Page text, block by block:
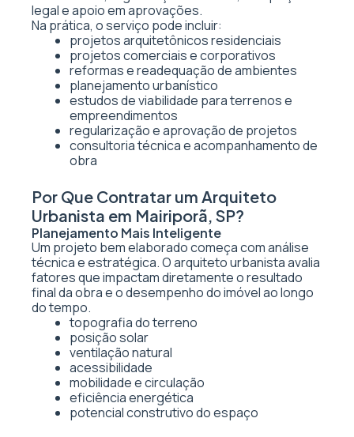
legal e apoio em aprovações.
Na prática, o serviço pode incluir:
projetos arquitetônicos residenciais
projetos comerciais e corporativos
reformas e readequação de ambientes
planejamento urbanístico
estudos de viabilidade para terrenos e
empreendimentos
regularização e aprovação de projetos
consultoria técnica e acompanhamento de
obra
Por Que Contratar um Arquiteto
Urbanista em Mairiporã, SP?
Planejamento Mais Inteligente
Um projeto bem elaborado começa com análise
técnica e estratégica. O arquiteto urbanista avalia
fatores que impactam diretamente o resultado
final da obra e o desempenho do imóvel ao longo
do tempo.
topografia do terreno
posição solar
ventilação natural
acessibilidade
mobilidade e circulação
eficiência energética
potencial construtivo do espaço